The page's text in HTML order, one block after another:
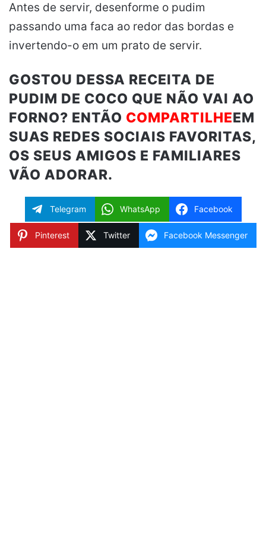
Antes de servir, desenforme o pudim
passando uma faca ao redor das bordas e
invertendo-o em um prato de servir.
GOSTOU DESSA RECEITA DE
PUDIM DE COCO QUE NÃO VAI AO
FORNO? ENTÃO COMPARTILHEEM
SUAS REDES SOCIAIS FAVORITAS,
OS SEUS AMIGOS E FAMILIARES
VÃO ADORAR.
Telegram WhatsApp Facebook
Pinterest Twitter Facebook Messenger